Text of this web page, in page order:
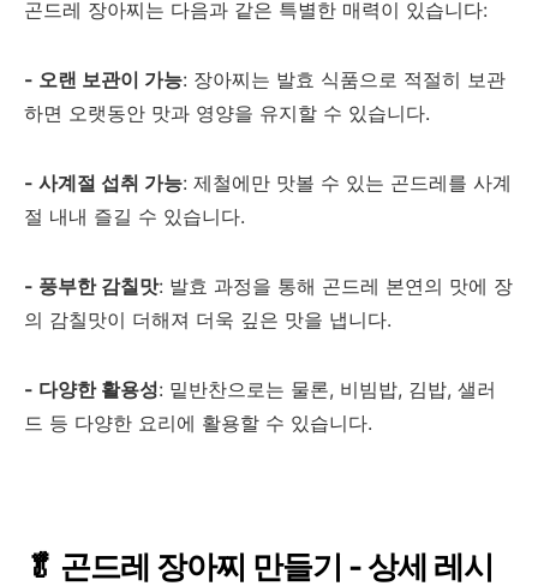
곤드레 장아찌는 다음과 같은 특별한 매력이 있습니다:
- 오랜 보관이 가능: 장아찌는 발효 식품으로 적절히 보관
하면 오랫동안 맛과 영양을 유지할 수 있습니다.
- 사계절 섭취 가능: 제철에만 맛볼 수 있는 곤드레를 사계
절 내내 즐길 수 있습니다.
- 풍부한 감칠맛: 발효 과정을 통해 곤드레 본연의 맛에 장
의 감칠맛이 더해져 더욱 깊은 맛을 냅니다.
- 다양한 활용성: 밑반찬으로는 물론, 비빔밥, 김밥, 샐러
드 등 다양한 요리에 활용할 수 있습니다.
🥬 곤드레 장아찌 만들기 - 상세 레시